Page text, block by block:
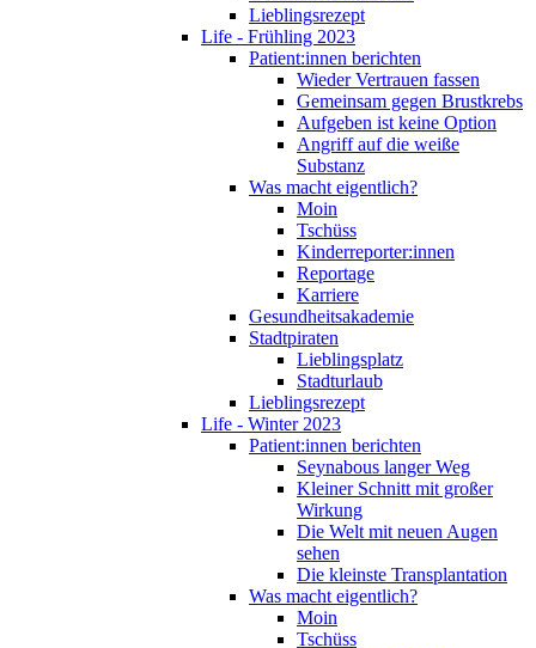
Lieblingsrezept
Life - Frühling 2023
Patient:innen berichten
Wieder Vertrauen fassen
Gemeinsam gegen Brustkrebs
Aufgeben ist keine Option
Angriff auf die weiße
Substanz
Was macht eigentlich?
Moin
Tschüss
Kinderreporter:innen
Reportage
Karriere
Gesundheitsakademie
Stadtpiraten
Lieblingsplatz
Stadturlaub
Lieblingsrezept
Life - Winter 2023
Patient:innen berichten
Seynabous langer Weg
Kleiner Schnitt mit großer
Wirkung
Die Welt mit neuen Augen
sehen
Die kleinste Transplantation
Was macht eigentlich?
Moin
Tschüss